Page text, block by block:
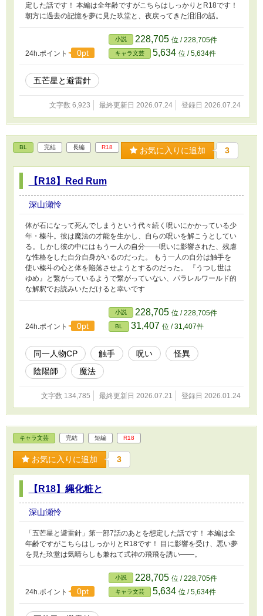
定した話です！ 本編は全年齢ですがこちらはしっかりとR18です！
朝方に過去の記憶を夢に見た玖堂と、夜戻ってきた泪泪の話。
24h.ポイント 0pt
小説 228,705 位 / 228,705件
キャラ文芸 5,634 位 / 5,634件
五芒星と避雷針
文字数 6,923 最終更新日 2026.07.24 登録日 2026.07.24
BL 完結 長編 R18 お気に入りに追加 3
【R18】Red Rum
深山瀬怜
体が石になって死んでしまうという代々続く呪いにかかっている少
年・榛斗。彼は魔法の才能を生かし、自らの呪いを解こうとしてい
る。しかし彼の中にはもう一人の自分――呪いに影響された、残虐
な性格をした自分自身がいるのだった。 もう一人の自分は触手を
使い榛斗の心と体を陥落させようとするのだった。 『うつし世は
ゆめ』と繋がっているようで繋がっていない、パラレルワールド的
な解釈でお読みいただけると幸いです
24h.ポイント 0pt
小説 228,705 位 / 228,705件
BL 31,407 位 / 31,407件
同一人物CP 触手 呪い
怪異
陰陽師
魔法
文字数 134,785 最終更新日 2026.07.21 登録日 2026.01.24
キャラ文芸 完結 短編 R18
お気に入りに追加 3
【R18】縄化粧と
深山瀬怜
「五芒星と避雷針」第一部7話のあとを想定した話です！ 本編は全
年齢ですがこちらはしっかりとR18です！ 目に影響を受け、悪い夢
を見た玖堂は気晴らしも兼ねて式神の飛飛を誘い――。
24h.ポイント 0pt
小説 228,705 位 / 228,705件
キャラ文芸 5,634 位 / 5,634件